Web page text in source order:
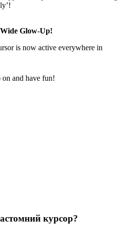
Glow-Up!
is now active everywhere in
and have fun!
курсор?